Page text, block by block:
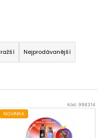
Nejprodávanější
Kód: 998314
NOVINKA